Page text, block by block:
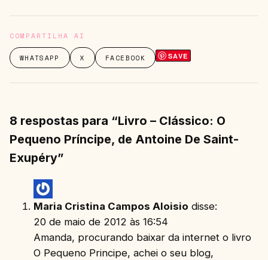
COMPARTILHA AI
WHATSAPP X FACEBOOK SAVE
8 respostas para “Livro – Clássico: O
Pequeno Príncipe, de Antoine De Saint-
Exupéry”
Maria Cristina Campos Aloisio disse:
20 de maio de 2012 às 16:54
Amanda, procurando baixar da internet o livro
O Pequeno Principe, achei o seu blog,